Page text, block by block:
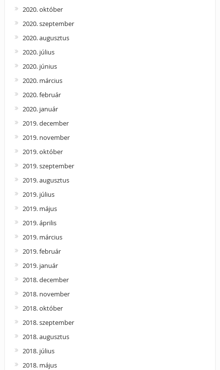
2020. október
2020. szeptember
2020. augusztus
2020. július
2020. június
2020. március
2020. február
2020. január
2019. december
2019. november
2019. október
2019. szeptember
2019. augusztus
2019. július
2019. május
2019. április
2019. március
2019. február
2019. január
2018. december
2018. november
2018. október
2018. szeptember
2018. augusztus
2018. július
2018. május